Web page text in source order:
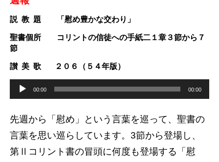
説 教 題 「慰め豊かな交わり」
聖書個所 コリントの信徒への手紙二１章３節から７
節
讃 美 歌 ２０６（５４年版）
ヤ
ー
00:00 00:00
先週から「慰め」という言葉を巡って、聖書の
言葉を思い巡らしています。3節から登場し、
第Ⅱコリント書の冒頭に何度も登場する「慰